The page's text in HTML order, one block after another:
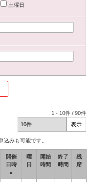
土曜日
1 - 10件 /90件
込みも可能です。
開催
日時
▲
曜
日
開始
時間
終了
時間
残
席